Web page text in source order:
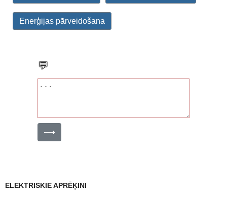
Enerģijas pārveidošana
💬
⟶
ELEKTRISKIE APRĒĶINI